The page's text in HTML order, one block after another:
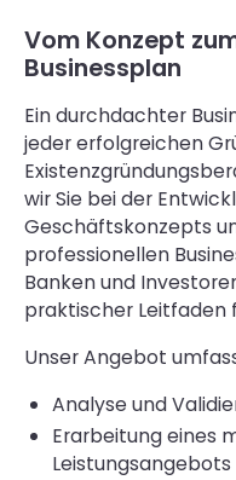
Vom Konzept
Businessplan
Ein durchdachter
jeder erfolgreichen
wir Sie bei der
Geschäftskonzepts
professionellen
Banken und
praktischer Leitfaden
Unser Angebot
Analyse und
Erarbeitung eines
Leistungsangebots